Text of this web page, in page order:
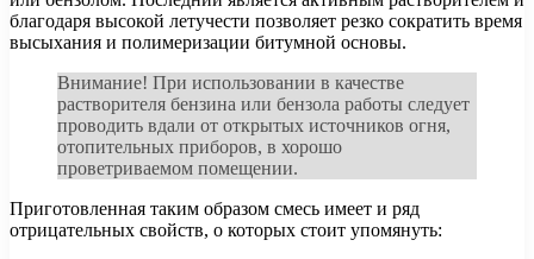
благодаря высокой летучести позволяет резко сократить время
высыхания и полимеризации битумной основы.
Внимание! При использовании в качестве
растворителя бензина или бензола работы следует
проводить вдали от открытых источников огня,
отопительных приборов, в хорошо
проветриваемом помещении.
Приготовленная таким образом смесь имеет и ряд
отрицательных свойств, о которых стоит упомянуть: